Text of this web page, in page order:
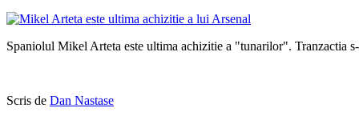
Spaniolul Mikel Arteta este ultima achizitie a "tunarilor". Tranzactia
Scris de Dan Nastase